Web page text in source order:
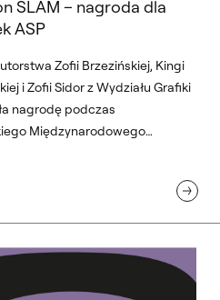
SLAM – nagroda dla
ASP
Zofii Brzezińskiej, Kingi
i Zofii Sidor z Wydziału Grafiki
nagrodę podczas
Międzynarodowego
wydarzenia było hasło „Widzę
konkursu